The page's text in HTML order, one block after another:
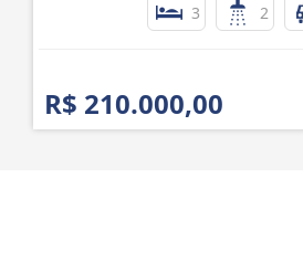
3 2
R$ 210.000,00